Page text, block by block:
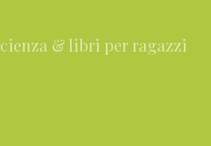
& libri per ragazzi